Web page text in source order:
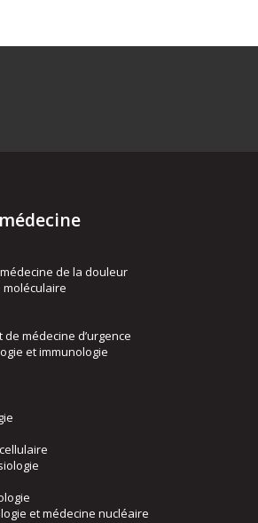
de la douleur
moléculaire
médecine d’urgence
et immunologie
et médecine nucléaire